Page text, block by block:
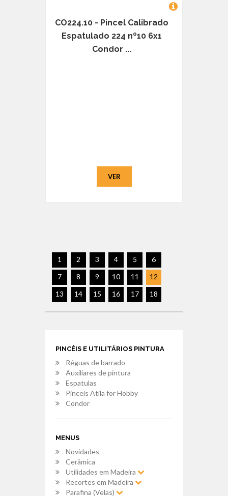
CO224.10 - Pincel Calibrado
Espatulado 224 nº10 6x1
Condor ...
VER
1 2 3 4 5
6
7
8 9 10 11
12
13
14 15 16 17 18
PINCÉIS E UTILITÁRIOS PINTURA
Réguas de barrado
Auxiliares de pintura
Espatulas
Pinceis Atila for Hobby
Condor
MENUS
Novidades
Cerâmica
Utilidades em Madeira
Recortes em Madeira
Parafina (Velas)